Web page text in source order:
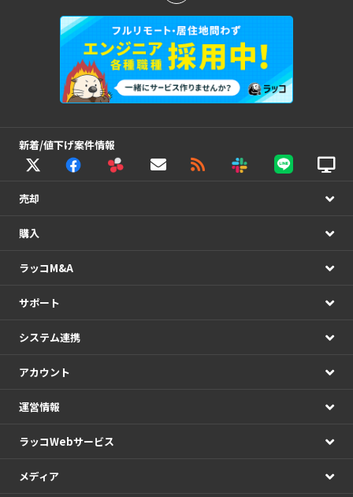
新着/値下げ案件情報
売却
購入
ラッコM&A
サポート
システム連携
アカウント
運営情報
ラッコWebサービス
メディア